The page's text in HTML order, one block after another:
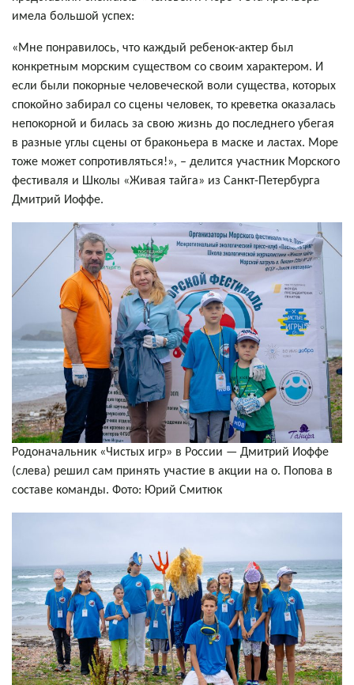
имела большой успех:
«Мне понравилось, что каждый ребенок-актер был
конкретным морским существом со своим характером. И
если были покорные человеческой воли существа, которых
спокойно забирал со сцены человек, то креветка оказалась
непокорной и билась за свою жизнь до последнего убегая
в разные углы сцены от браконьера в маске и ластах. Море
тоже может сопротивляться!», – делится участник Морского
фестиваля и Школы «Живая тайга» из Санкт-Петербурга
Дмитрий Иоффе.
Родоначальник «Чистых игр» в России — Дмитрий Иоффе
(слева) решил сам принять участие в акции на о. Попова в
составе команды. Фото: Юрий Смитюк